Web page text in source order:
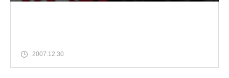
2007.12.30